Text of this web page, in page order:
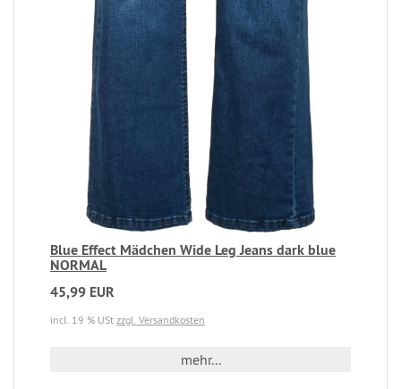
Blue Effect Mädchen Wide Leg Jeans dark blue
NORMAL
45,99 EUR
incl. 19 % USt zzgl. Versandkosten
mehr...